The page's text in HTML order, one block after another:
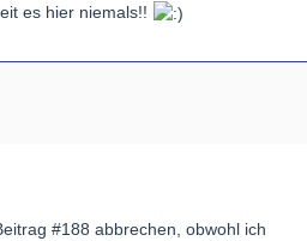
es hier niemals!!
#188 abbrechen, obwohl ich